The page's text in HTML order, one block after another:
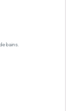
bains.